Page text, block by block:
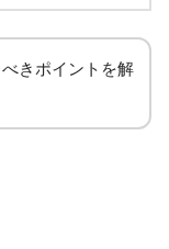
きポイントを解